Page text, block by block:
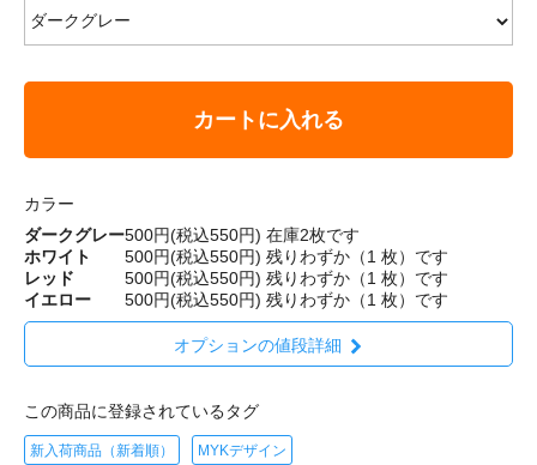
カートに入れる
カラー
ダークグレー500円(税込550円) 在庫2枚です
ホワイト
500円(税込550円) 残りわずか（1 枚）です
レッド
500円(税込550円) 残りわずか（1 枚）です
イエロー
500円(税込550円) 残りわずか（1 枚）です
オプションの値段詳細
この商品に登録されているタグ
新入荷商品（新着順） MYKデザイン